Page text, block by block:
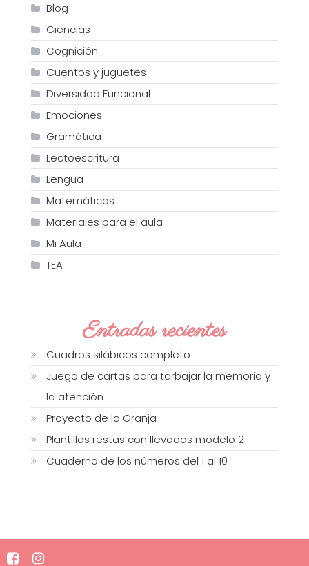
Blog
Ciencias
Cognición
Cuentos y juguetes
Diversidad Funcional
Emociones
Gramática
Lectoescritura
Lengua
Matemáticas
Materiales para el aula
Mi Aula
TEA
Entradas recientes
Cuadros silábicos completo
Juego de cartas para tarbajar la memoria y
la atención
Proyecto de la Granja
Plantillas restas con llevadas modelo 2
Cuaderno de los números del 1 al 10